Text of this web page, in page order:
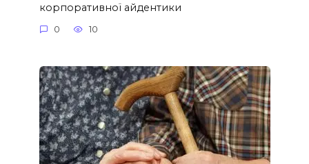
корпоративної айдентики
0 10